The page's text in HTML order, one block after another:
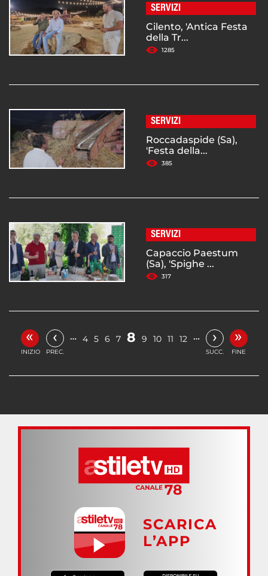
SERVIZI
Cilento, 'Antica Festa
della Tr...
1285
SERVIZI
Roccadaspide (Sa),
'Festa della...
385
SERVIZI
Capaccio Paestum
(Sa), 'Spighe ...
317
«
INIZIO
‹
PREC.
… 4 5 6 7 8 9 10 11 12 … ›
SUCC.
»
FINE
SCARICA
L’APP